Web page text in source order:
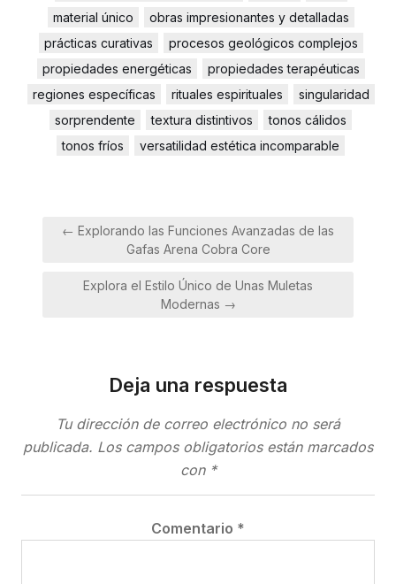
material único
obras impresionantes y detalladas
prácticas curativas
procesos geológicos complejos
propiedades energéticas
propiedades terapéuticas
regiones específicas
rituales espirituales
singularidad
sorprendente
textura distintivos
tonos cálidos
tonos fríos
versatilidad estética incomparable
Navegación
← Explorando las Funciones Avanzadas de las
Gafas Arena Cobra Core
Explora el Estilo Único de Unas Muletas
Modernas →
Deja una respuesta
Tu dirección de correo electrónico no será
publicada. Los campos obligatorios están marcados
con *
Comentario *